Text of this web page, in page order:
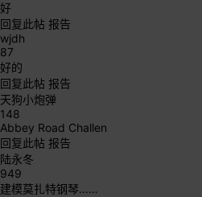
好
回复此帖 报告
wjdh
87
好的
回复此帖 报告
天狗小炮弹
148
Abbey Road Challen
回复此帖 报告
陆永冬
949
建模莫扎特钢琴……